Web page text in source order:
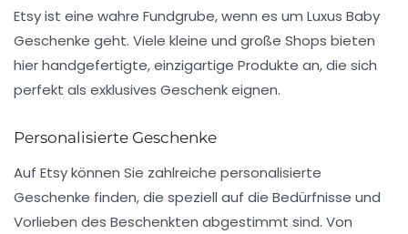
Etsyist eine wahre Fundgrube, wenn es um Luxus Baby
Geschenke geht. Viele kleine und große Shops bieten
hier handgefertigte, einzigartige Produkte an, die sich
perfekt als exklusives Geschenkeignen.
Personalisierte Geschenke
Auf Etsykönnen Sie zahlreiche personalisierte
Geschenke finden, die speziell auf die Bedürfnisse und
Vorlieben des Beschenkten abgestimmt sind. Von